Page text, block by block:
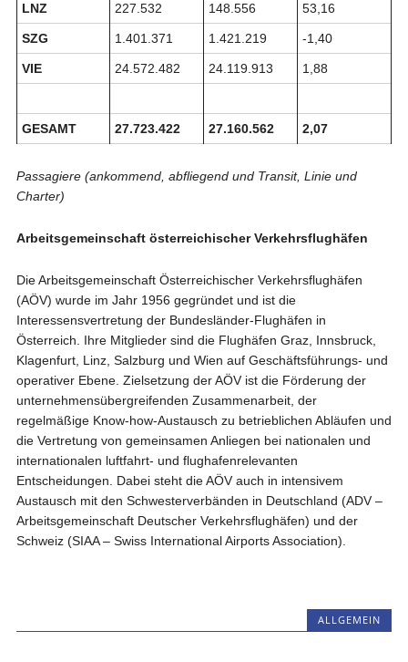
LNZ 227.532 148.556 53,16
SZG 1.401.371 1.421.219 -1,40
VIE 24.572.482 24.119.913 1,88
GESAMT 27.723.422 27.160.562 2,07
Passagiere (ankommend, abfliegend und Transit, Linie und
Charter)
Arbeitsgemeinschaft österreichischer Verkehrsflughäfen
Die Arbeitsgemeinschaft Österreichischer Verkehrsflughäfen
(AÖV) wurde im Jahr 1956 gegründet und ist die
Interessensvertretung der Bundesländer-Flughäfen in
Österreich. Ihre Mitglieder sind die Flughäfen Graz, Innsbruck,
Klagenfurt, Linz, Salzburg und Wien auf Geschäftsführungs- und
operativer Ebene. Zielsetzung der AÖV ist die Förderung der
unternehmensübergreifenden Zusammenarbeit, der
regelmäßige Know-how-Austausch zu betrieblichen Abläufen und
die Vertretung von gemeinsamen Anliegen bei nationalen und
internationalen luftfahrt- und flughafenrelevanten
Entscheidungen. Dabei steht die AÖV auch in intensivem
Austausch mit den Schwesterverbänden in Deutschland (ADV –
Arbeitsgemeinschaft Deutscher Verkehrsflughäfen) und der
Schweiz (SIAA – Swiss International Airports Association).
ALLGEMEIN